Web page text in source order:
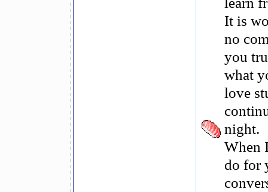
It is
no
you
what
love
night.
When
do for